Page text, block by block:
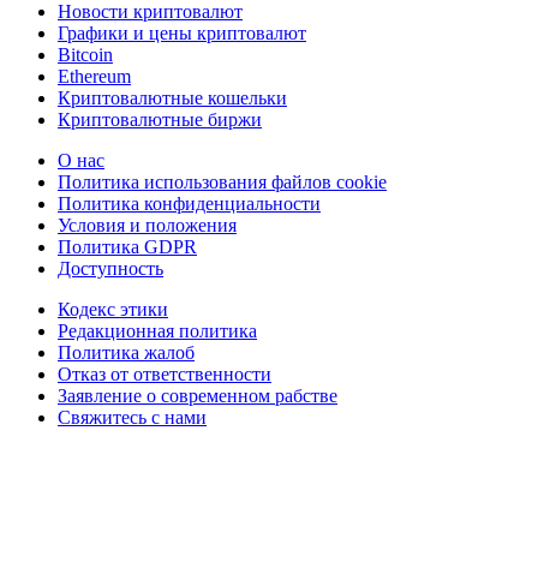
Новости криптовалют
Графики и цены криптовалют
Bitcoin
Ethereum
Криптовалютные кошельки
Криптовалютные биржи
О нас
Политика использования файлов cookie
Политика конфиденциальности
Условия и положения
Политика GDPR
Доступность
Кодекс этики
Редакционная политика
Политика жалоб
Отказ от ответственности
Заявление о современном рабстве
Свяжитесь с нами